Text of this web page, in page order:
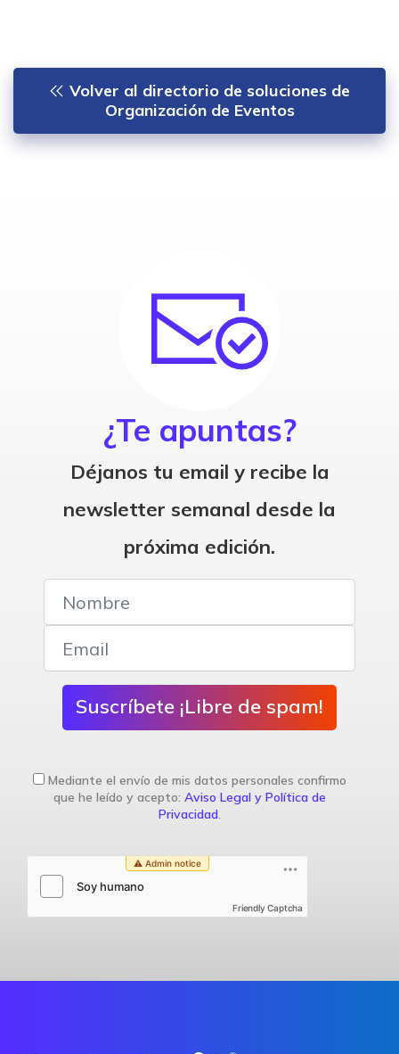
Volver al directorio de soluciones de
Organización de Eventos
¿Te apuntas?
Déjanos tu email y recibe la
newsletter semanal desde la
próxima edición.
Suscríbete ¡Libre de spam!
Mediante el envío de mis datos personales confirmo
que he leído y acepto: Aviso Legal y Política de
Privacidad.
Friendly Captcha